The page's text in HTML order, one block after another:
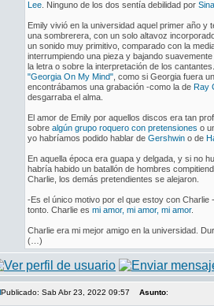
Lee. Ninguno de los dos sentía debilidad por
Emily vivió en la universidad aquel primer año
una sombrerera, con un solo altavoz
un sonido muy primitivo, comparado con la
interrumpiendo una pieza y bajando
la letra o sobre la interpretación de los
"Georgia On My Mind", como si Georgia fuera
encontrábamos una grabación -como la de Ray
desgarraba el alma.
El amor de Emily por aquellos discos era tan
sobre algún grupo roquero con pretensiones o
yo habríamos podido hablar de Gershwino de
En aquella época era guapa y delgada, y si no
habría habido un batallón de hombres
Charlie, los demás pretendientes se alejaron.
-Es el único motivo por el que estoy con
tonto. Charlie es mi amor, mi amor, mi amor.
Charlie era mi mejor amigo en la universidad.
(…)
Publicado: Sab Abr 23, 2022 09:57 Asunto: